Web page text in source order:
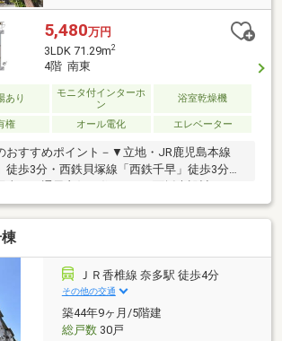
5,480万円
3LDK 71.29m2
4階 南東
あり
モニタ付インターホ
ン
浴室乾燥機
権 オール電化 エレベーター
おすすめポイント－▼立地・JR鹿児島本線
徒歩3分・西鉄貝塚線「西鉄千早」徒歩3分▼
当り・通風良好な住まい・2面採光設計のLDK
帖・会話が弾む対面式キッチン・全居室に収
ス有・浴室は窓・乾燥暖房機付・玄関ポーチ
倉庫有・敷地内駐車場承継可能(車種による／
円)▼設備・食器洗乾燥機・宅配ボックス▼周
にしてつストアレガネット千早 徒歩3分(約
水谷公園 徒歩2分(約160m)■ ご希望の住まい
お手伝いします ━━━━━・・・物件の詳細・
お気軽にお問い合わせください。
ＪＲ香椎線 奈多駅 徒歩4分
その他の交通
築44年9ヶ月/5階建
総戸数30戸